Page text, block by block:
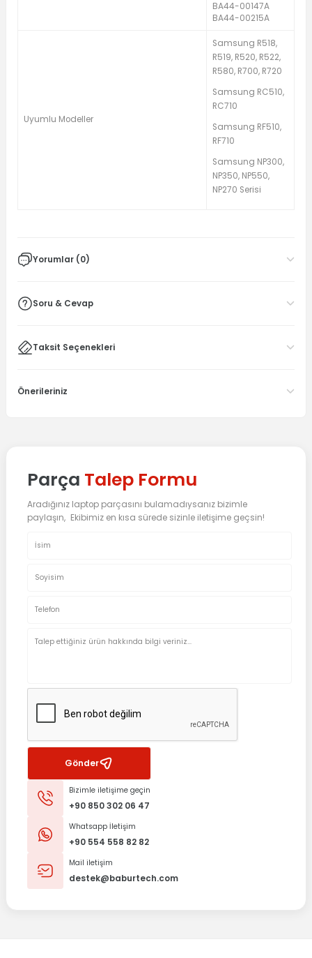
BA44-00147A
BA44-00215A
Uyumlu Modeller
Samsung R518,
R519, R520, R522,
R580, R700, R720
Samsung RC510,
RC710
Samsung RF510,
RF710
Samsung NP300,
NP350, NP550,
NP270 Serisi
Yorumlar (0)
Soru & Cevap
Taksit Seçenekleri
Önerileriniz
Parça Talep Formu
Aradığınız laptop parçasını bulamadıysanız bizimle
paylaşın, Ekibimiz en kısa sürede sizinle iletişime geçsin!
Gönder
Bizimle iletişime geçin
+90 850 302 06 47
Whatsapp İletişim
+90 554 558 82 82
Mail iletişim
destek@baburtech.com